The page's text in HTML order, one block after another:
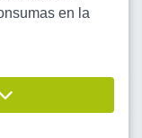
en la